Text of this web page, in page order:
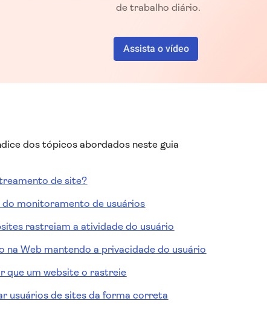
de trabalho diário.
Assista o vídeo
dos tópicos abordados neste guia
de site?
do monitoramento de usuários
rastreiam a atividade do usuário
na Web mantendo a privacidade do usuário
que um website o rastreie
usuários de sites da forma correta